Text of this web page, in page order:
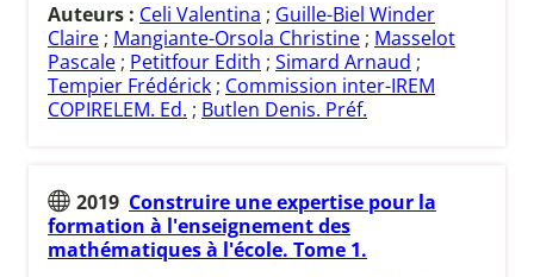
Auteurs : Celi Valentina ; Guille-Biel Winder
Claire ; Mangiante-Orsola Christine ; Masselot
Pascale ; Petitfour Edith ; Simard Arnaud ;
Tempier Frédérick ; Commission inter-IREM
COPIRELEM. Ed. ; Butlen Denis. Préf.
2019 Construire une expertise pour la
formation à l'enseignement des
mathématiques à l'école. Tome 1.